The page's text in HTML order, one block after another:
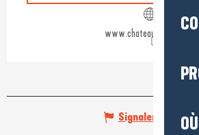
Signaler une